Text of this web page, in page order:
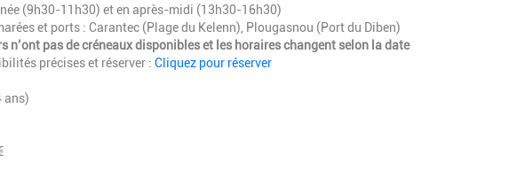
(9h30-11h30) et en après-midi (13h30-16h30)
et ports : Carantec (Plage du Kelenn), Plougasnou (Port du Diben)
n’ont pas de créneaux disponibles et les horaires changent selon la date
précises et réserver : Cliquez pour réserver
ans)